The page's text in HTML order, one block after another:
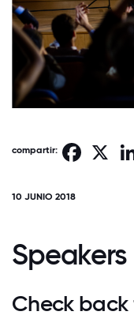
compartir: Facebook
10 JUNIO 2018
Speakers
Check